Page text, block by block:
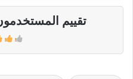
تقييم